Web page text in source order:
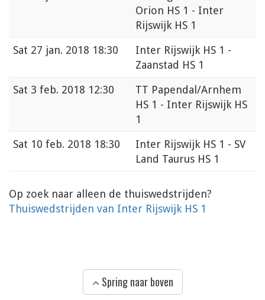
Orion HS 1 - Inter
Rijswijk HS 1
Sat 27 jan. 2018 18:30
Inter Rijswijk HS 1 -
Zaanstad HS 1
Sat 3 feb. 2018 12:30
TT Papendal/Arnhem
HS 1 - Inter Rijswijk HS
1
Sat 10 feb. 2018 18:30
Inter Rijswijk HS 1 - SV
Land Taurus HS 1
Op zoek naar alleen de thuiswedstrijden?
Thuiswedstrijden van Inter Rijswijk HS 1
Spring naar boven